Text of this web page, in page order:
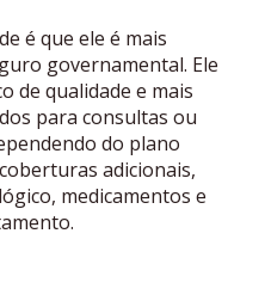
é que ele é mais
governamental. Ele
de qualidade e mais
para consultas ou
do plano
adicionais,
medicamentos e